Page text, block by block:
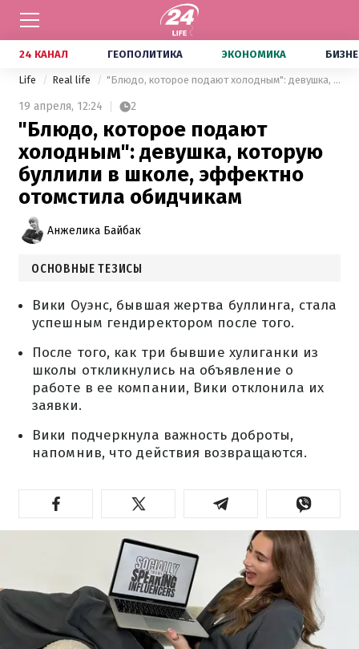
24 КАНАЛ ГЕОПОЛИТИКА ЭКОНОМИКА
Life Real life "Блюдо, которое подают холодным": девушка, которую буллили в школе, эффектно отомстила обидчикам
19 апреля, 12:24 2
"Блюдо, которое подают
холодным": девушка, которую
буллили в школе, эффектно
отомстила обидчикам
Анжелика Байбак
ОСНОВНЫЕ ТЕЗИСЫ
Вики Оуэнс, бывшая жертва буллинга, стала
успешным гендиректором после того.
После того, как три бывшие хулиганки из
школы откликнулись на объявление о
работе в ее компании, Вики отклонила их
заявки.
Вики подчеркнула важность доброты,
напомнив, что действия возвращаются.